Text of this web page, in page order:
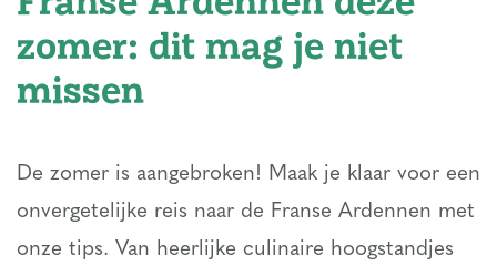
zomer: dit mag je niet
missen
De zomer is aangebroken! Maak je klaar voor een
onvergetelijke reis naar de Franse Ardennen met
onze tips. Van heerlijke culinaire hoogstandjes